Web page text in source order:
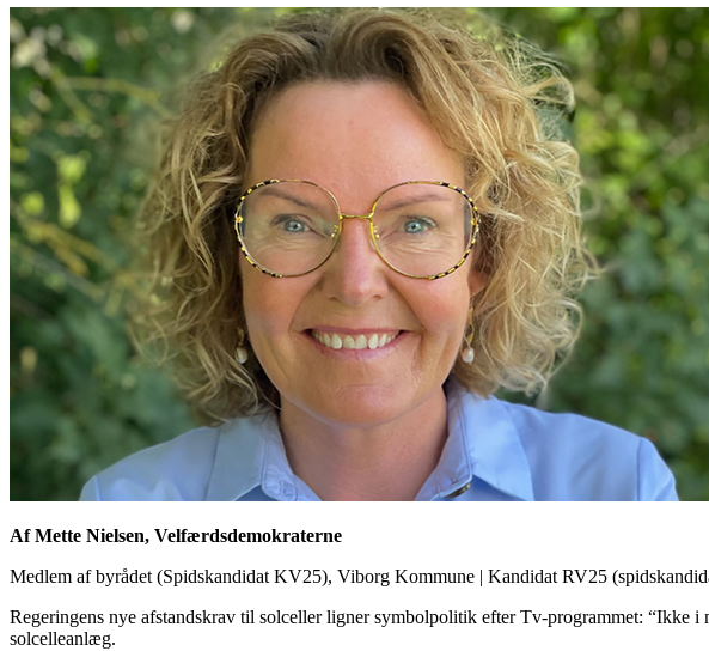
Af Mette Nielsen, Velfærdsdemokraterne
Medlem af byrådet (Spidskandidat KV25), Viborg Kommune | Kandidat RV25
Regeringens nye afstandskrav til solceller ligner symbolpolitik efter Tv-programmet: “Ikke
solcelleanlæg.